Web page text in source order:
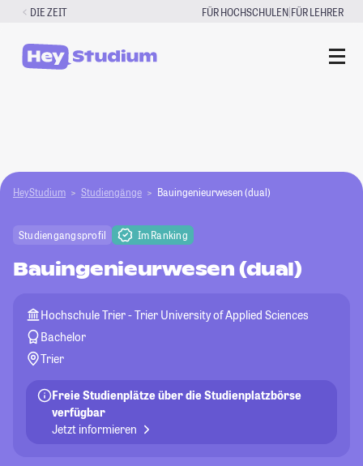
Zum
springen
DIE ZEIT FÜR HOCHSCHULEN|FÜR LEHRER
HeyStudium Studiengänge Bauingenieurwesen (dual)
Studiengangsprofil Im Ranking
Bauingenieurwesen (dual)
Hochschule Trier - Trier University of Applied Sciences
Bachelor
Trier
Freie Studienplätze über die Studienplatzbörse
verfügbar
Jetzt informieren